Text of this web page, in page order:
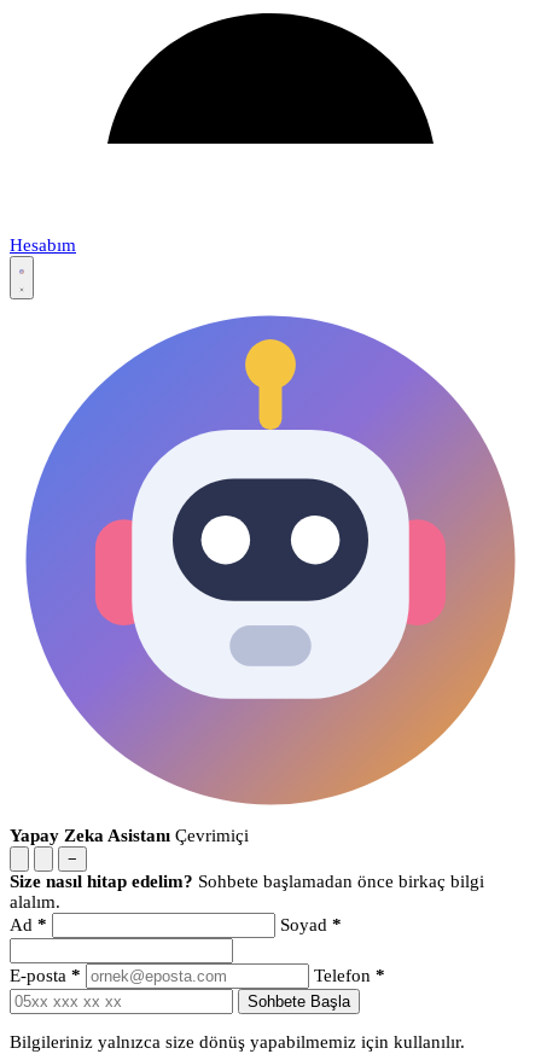
Hesabım
Yapay Zeka Asistanı Çevrimiçi
−
Size nasıl hitap edelim? Sohbete başlamadan önce birkaç bilgi
alalım.
Ad * Soyad *
E-posta * Telefon *
Sohbete Başla
Bilgileriniz yalnızca size dönüş yapabilmemiz için kullanılır.